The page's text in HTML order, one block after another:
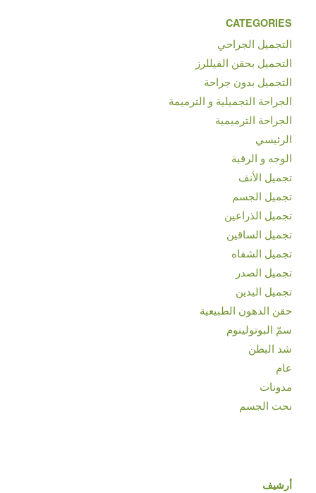
CATEGORIES
التجميل الجراحي
التجميل بحقن الفيللرز
التجميل بدون جراحة
الجراحة التجميلية و الترميمة
الجراحة الترميمية
الرئيسي
الوجه و الرقبة
تجميل الأنف
تجميل الجسم
تجميل الذراعين
تجميل الساقين
تجميل الشفاه
تجميل الصدر
تجميل اليدين
حقن الدهون الطبيعية
سمّ البوتولينوم
شد البطن
عام
مدونات
نحت الجسم
أرشيف